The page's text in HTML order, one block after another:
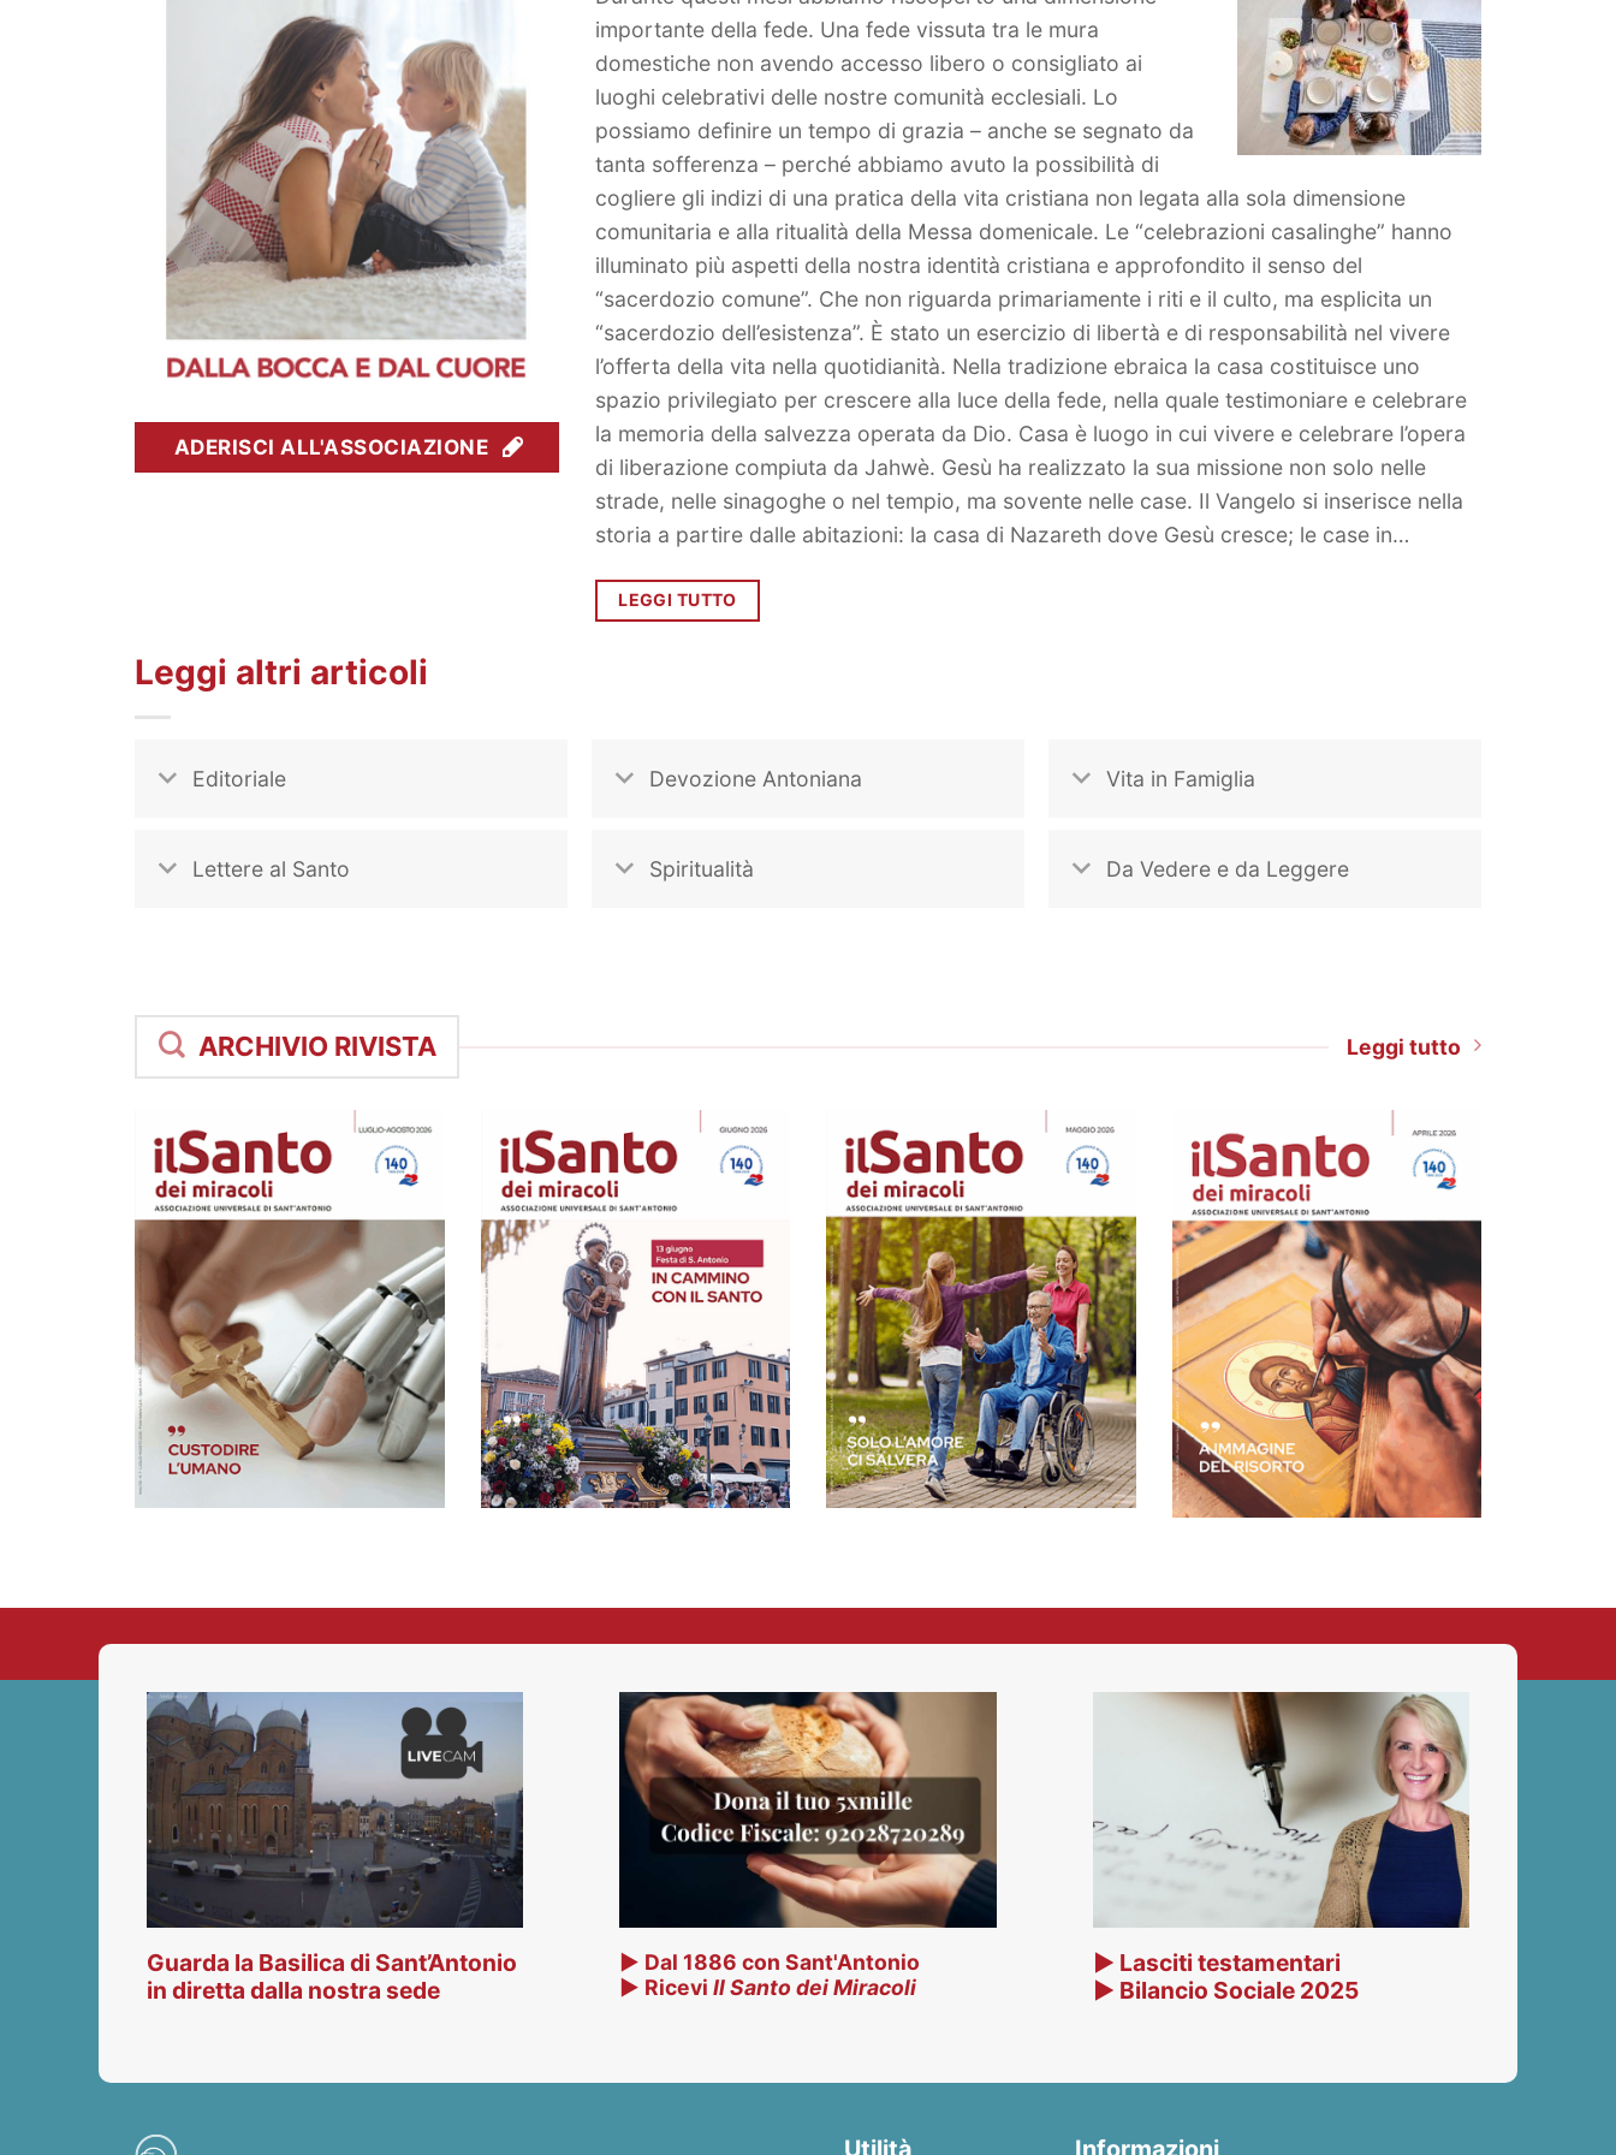
ADERISCI ALL'ASSOCIAZIONE
importante della fede. Una fede vissuta tra le mura
domestiche non avendo accesso libero o consigliato ai
luoghi celebrativi delle nostre comunità ecclesiali. Lo
possiamo definire un tempo di grazia – anche se segnato da
tanta sofferenza – perché abbiamo avuto la possibilità di
cogliere gli indizi di una pratica della vita cristiana non legata alla sola dimensione
comunitaria e alla ritualità della Messa domenicale. Le “celebrazioni casalinghe” hanno
illuminato più aspetti della nostra identità cristiana e approfondito il senso del
“sacerdozio comune”. Che non riguarda primariamente i riti e il culto, ma esplicita un
“sacerdozio dell’esistenza”. È stato un esercizio di libertà e di responsabilità nel vivere
l’offerta della vita nella quotidianità. Nella tradizione ebraica la casa costituisce uno
spazio privilegiato per crescere alla luce della fede, nella quale testimoniare e celebrare
la memoria della salvezza operata da Dio. Casa è luogo in cui vivere e celebrare l’opera
di liberazione compiuta da Jahwè. Gesù ha realizzato la sua missione non solo nelle
strade, nelle sinagoghe o nel tempio, ma sovente nelle case. Il Vangelo si inserisce nella
storia a partire dalle abitazioni: la casa di Nazareth dove Gesù cresce; le case in…
LEGGI TUTTO
Leggi altri articoli
Editoriale
Lettere al Santo
Devozione Antoniana
Spiritualità
Vita in Famiglia
Da Vedere e da Leggere
ARCHIVIO RIVISTA Leggi tutto
Guarda la Basilica di Sant’Antonio
in diretta dalla nostra sede
▶ Dal 1886 con Sant'Antonio
▶ RiceviIl Santo dei Miracoli
▶ Lasciti testamentari
▶ Bilancio Sociale 2025
Utilità Informazioni